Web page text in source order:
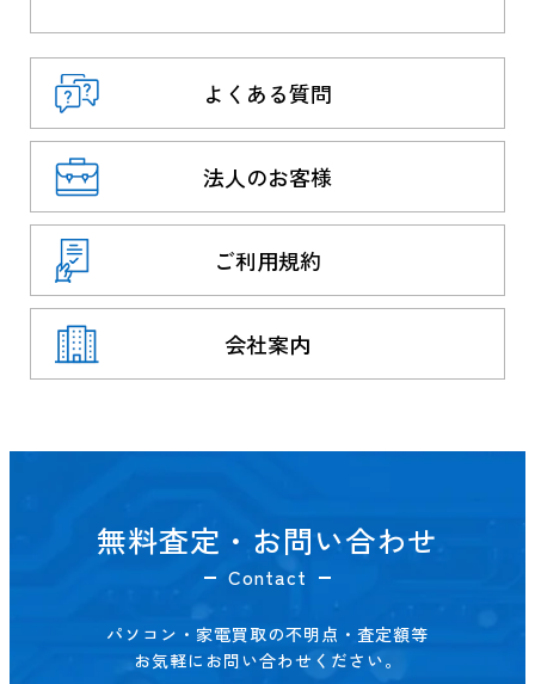
よくある質問
法人のお客様
ご利用規約
会社案内
無料査定・お問い合わせ
Contact
パソコン・家電買取の不明点・査定額等
お気軽にお問い合わせください。